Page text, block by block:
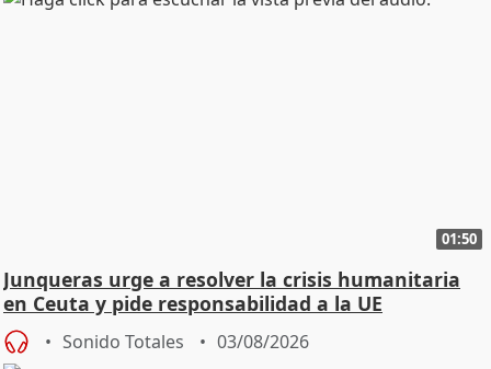
01:50
Junqueras urge a resolver la crisis humanitaria
en Ceuta y pide responsabilidad a la UE
Sonido Totales 03/08/2026